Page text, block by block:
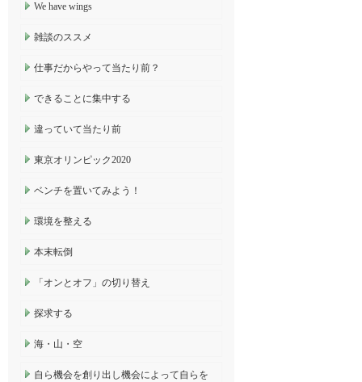
We have wings
雑談のススメ
仕事だからやって当たり前？
できることに集中する
違っていて当たり前
東京オリンピック2020
ベンチを置いてみよう！
環境を整える
本末転倒
「オンとオフ」の切り替え
探求する
海・山・空
自ら機会を創り出し機会によって自らを